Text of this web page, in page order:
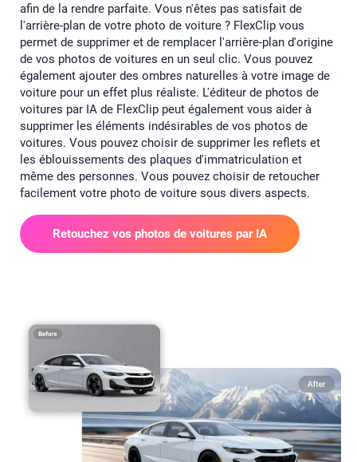
afin de la rendre parfaite. Vous n'êtes pas satisfait de
l'arrière-plan de votre photo de voiture ? FlexClip vous
permet de supprimer et de remplacer l'arrière-plan d'origine
de vos photos de voitures en un seul clic. Vous pouvez
également ajouter des ombres naturelles à votre image de
voiture pour un effet plus réaliste. L'éditeur de photos de
voitures par IA de FlexClip peut également vous aider à
supprimer les éléments indésirables de vos photos de
voitures. Vous pouvez choisir de supprimer les reflets et
les éblouissements des plaques d'immatriculation et
même des personnes. Vous pouvez choisir de retoucher
facilement votre photo de voiture sous divers aspects.
Retouchez vos photos de voitures par IA